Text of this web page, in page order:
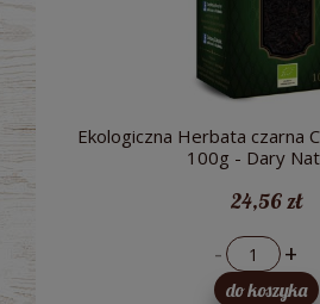
Ekologiczna Herbata czarna
100g - Dary
24,56 zł
- +
do koszyka